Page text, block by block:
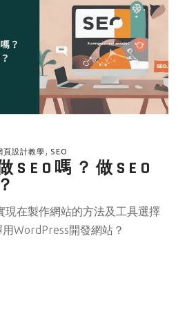
頁設計教學 , SEO
SEO嗎？做SEO
現在製作網站的方法及工具選擇
WordPress開發網站？